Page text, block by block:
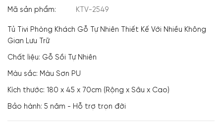
Mã sản phẩm: KTV-2549
Tủ Tivi Phòng Khách Gỗ Tự Nhiên Thiết Kế Với Nhiều Không
Gian Lưu Trữ
Chất liệu: Gỗ Sồi Tự Nhiên
Màu sắc: Màu Sơn PU
Kích thước: 180 x 45 x 70cm (Rộng x Sâu x Cao)
Bảo hành: 5 năm - Hỗ trợ trọn đời